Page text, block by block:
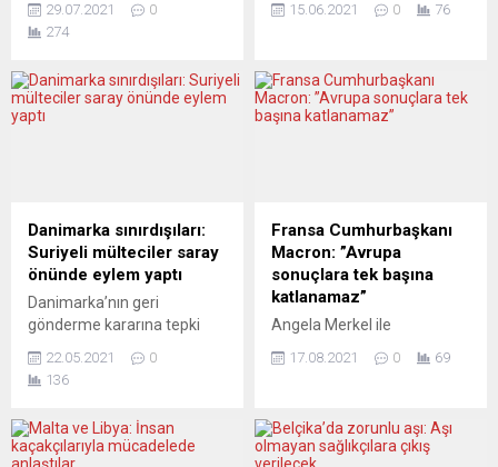
Kıbrıs Rum Yönetimi (GKRY)
liderleri Yunanistan’ın
güçlendirme konusunda
görüşmek üzere bir araya
katıldığı toplantı sonunda
yapılan ortak açıklamada, üç
liderin, aralarındaki
koordinasyon mekanizması
kapsamında, koronavirüs
(Covid-19) dönemi
sonrasında ortaklık...
29.07.2021
0
274
Augsburg Büyükşehir
yaygınlaştırmak ve daha
ekonomik kılmak için atağa
2021’de başlayacak olan
öğrenim yılından itibaren
öğrenciler...
15.06.2021 0 76
Danimarka sınırdışıları:
Suriyeli mülteciler saray
önünde eylem yaptı
Danimarka’nın geri
gönderme kararına tepki
parlamento binasını da
barındıran Christiansborg
eylemi başlattı.
Eylemcilerden Samir
22.05.2021
0
136
Fransa Cumhurbaşkanı
Macron: ”Avrupa
sonuçlara tek başına
katlanamaz”
Angela Merkel ile
Macron, Almanya ve diğer
etmek ve Pakistan, Türkiye
veya İran gibi transit
17.08.2021 0 69